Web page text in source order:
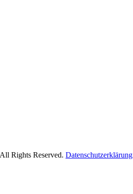
Rights Reserved. Datenschutzerklärung